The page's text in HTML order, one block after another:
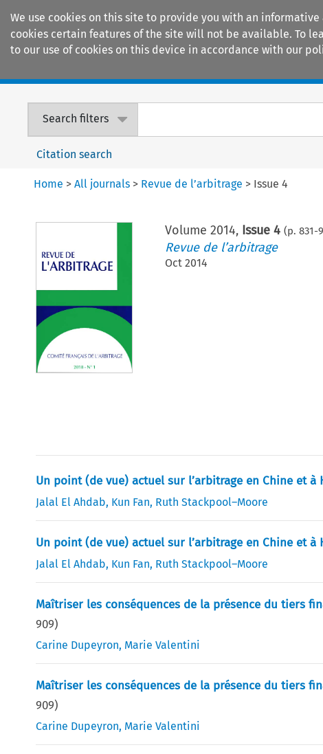
We use cookies on this site to provide you with an
cookies certain features of the site will not be available. To
to our use of cookies on this device in accordance with our
Search filters
Citation search
Home >All journals > Revue de l’arbitrage > Issue 4
Volume 2014, Issue 4 (p. 831-
Revue de l’arbitrage
Oct 2014
Un point (de vue) actuel sur l’arbitrage en Chine et à
Jalal El Ahdab, Kun Fan, Ruth Stackpool–Moore
Un point (de vue) actuel sur l’arbitrage en Chine et à
Jalal El Ahdab, Kun Fan, Ruth Stackpool–Moore
Maîtriser les conséquences de la présence du tiers
909)
Carine Dupeyron, Marie Valentini
Maîtriser les conséquences de la présence du tiers
909)
Carine Dupeyron, Marie Valentini